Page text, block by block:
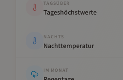
TAGSÜBER
Tageshöchstwerte
NACHTS
Nachttemperatur
IM MONAT